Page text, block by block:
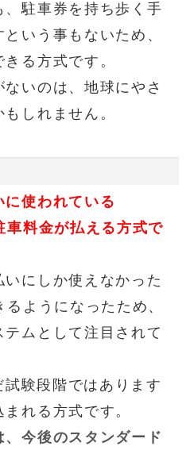
駐車券を持ち歩く手
いう事もないため、
る方式です。
いのは、地球にやさ
しれません。
使われている
車料金が払える方式で
にしか使えなかった
ようになったため、
ムとして注目されて
験段階ではあります
れる方式です。
今後のスタンダード